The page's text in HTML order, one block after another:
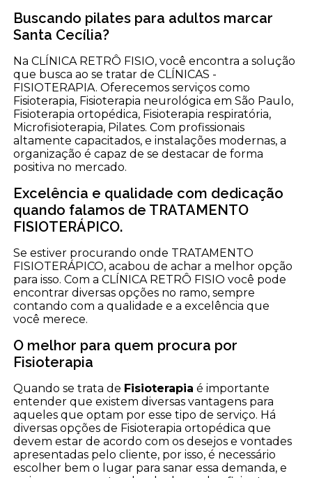
Buscando pilates para adultos marcar
Santa Cecília?
Na CLÍNICA RETRÔ FISIO, você encontra a solução
que busca ao se tratar de CLÍNICAS -
FISIOTERAPIA. Oferecemos serviços como
Fisioterapia, Fisioterapia neurológica em São Paulo,
Fisioterapia ortopédica, Fisioterapia respiratória,
Microfisioterapia, Pilates. Com profissionais
altamente capacitados, e instalações modernas, a
organização é capaz de se destacar de forma
positiva no mercado.
Excelência e qualidade com dedicação
quando falamos de TRATAMENTO
FISIOTERÁPICO.
Se estiver procurando onde TRATAMENTO
FISIOTERÁPICO, acabou de achar a melhor opção
para isso. Com a CLÍNICA RETRÔ FISIO você pode
encontrar diversas opções no ramo, sempre
contando com a qualidade e a excelência que
você merece.
O melhor para quem procura por
Fisioterapia
Quando se trata de Fisioterapia é importante
entender que existem diversas vantagens para
aqueles que optam por esse tipo de serviço. Há
diversas opções de Fisioterapia ortopédica que
devem estar de acordo com os desejos e vontades
apresentadas pelo cliente, por isso, é necessário
escolher bem o lugar para sanar essa demanda, e